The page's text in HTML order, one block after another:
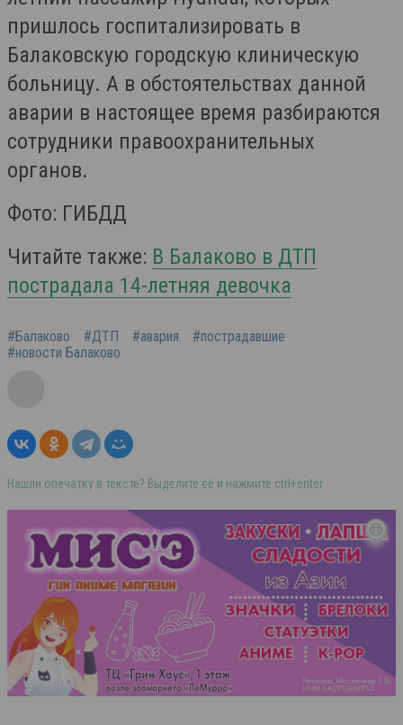
пришлось госпитализировать в
Балаковскую городскую клиническую
больницу. А в обстоятельствах данной
аварии в настоящее время разбираются
сотрудники правоохранительных
органов.
Фото: ГИБДД
Читайте также: В Балаково в ДТП
пострадала 14-летняя девочка
#Балаково #ДТП #авария
#пострадавшие
#новости Балаково
Нашли опечатку в тексте? Выделите её и нажмите ctrl+enter